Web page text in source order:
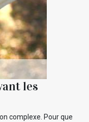
les
complexe. Pour que